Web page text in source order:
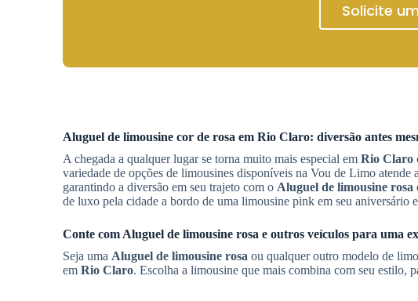
Solicite
Aluguel de limousine cor de rosa em Rio Claro: diversão antes
A chegada a qualquer lugar se torna muito mais especial em Rio Claro
variedade de opções de limousines disponíveis na Vou de Limo
garantindo a diversão em seu trajeto com o Aluguel de limousine rosa
de luxo pela cidade a bordo de uma limousine pink em seu aniversário
Conte com Aluguel de limousine rosa e outros veículos para uma
Seja uma Aluguel de limousine rosa ou qualquer outro modelo de
em Rio Claro. Escolha a limousine que mais combina com seu estilo,